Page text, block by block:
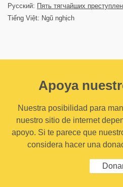
Русский: Пять тягчайших
Tiếng Việt: Ngũ nghịch
Apoya
Nuestra posibilidad para
nuestro sitio de internet
apoyo. Si te parece que
considera hacer una